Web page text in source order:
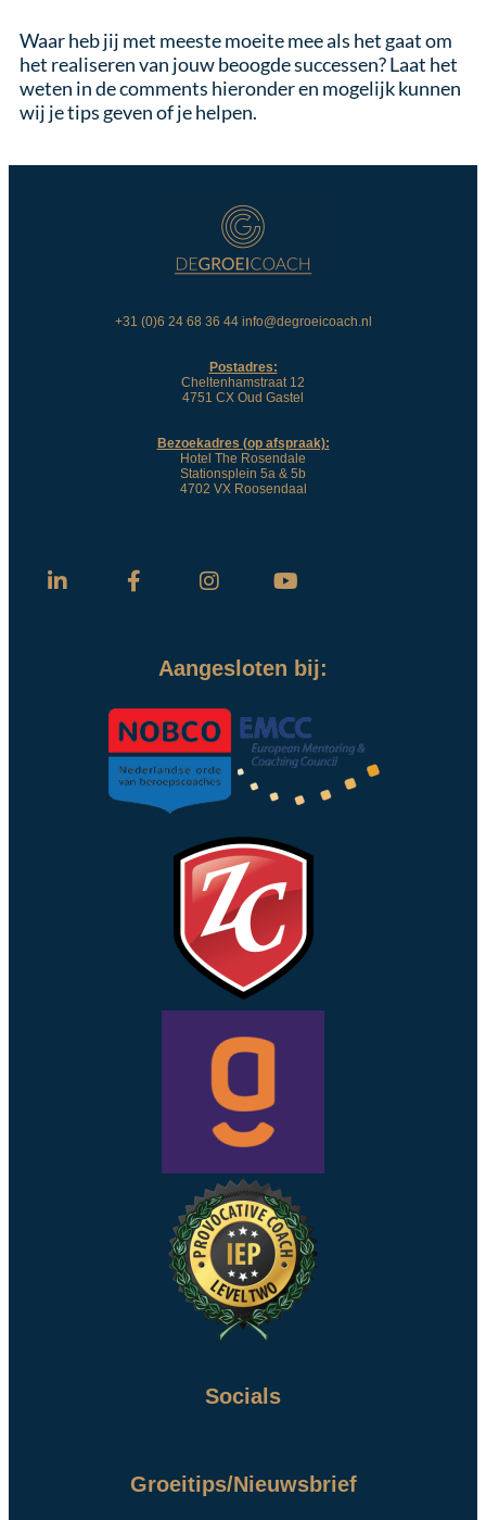
Waar heb jij met meeste moeite mee als het gaat om
het realiseren van jouw beoogde successen? Laat het
weten in de comments hieronder en mogelijk kunnen
wij je tips geven of je helpen.
+31 (0)6 24 68 36 44 info@degroeicoach.nl
Postadres:
Cheltenhamstraat 12
4751 CX Oud Gastel
Bezoekadres (op afspraak):
Hotel The Rosendale
Stationsplein 5a & 5b
4702 VX Roosendaal
Aangesloten bij:
Socials
Groeitips/Nieuwsbrief